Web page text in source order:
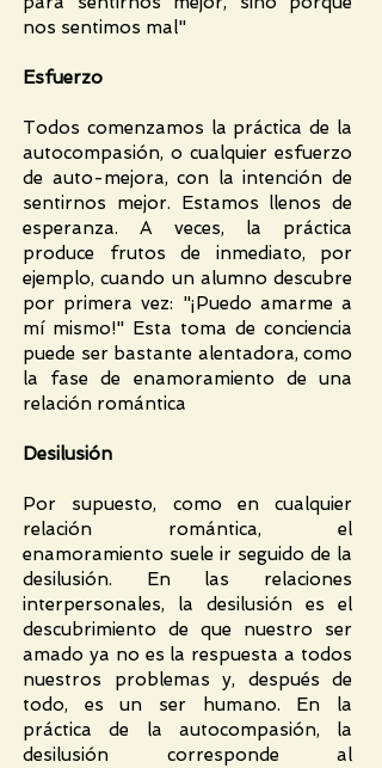
nos sentimos mal"
Esfuerzo
Todos comenzamos la práctica de la
autocompasión, o cualquier esfuerzo
de auto-mejora, con la intención de
sentirnos mejor. Estamos llenos de
esperanza. A veces, la práctica
produce frutos de inmediato, por
ejemplo, cuando un alumno descubre
por primera vez: "¡Puedo amarme a
mí mismo!" Esta toma de conciencia
puede ser bastante alentadora, como
la fase de enamoramiento de una
relación romántica
Desilusión
Por supuesto, como en cualquier
relación romántica, el
enamoramiento suele ir seguido de la
desilusión. En las relaciones
interpersonales, la desilusión es el
descubrimiento de que nuestro ser
amado ya no es la respuesta a todos
nuestros problemas y, después de
todo, es un ser humano. En la
práctica de la autocompasión, la
desilusión corresponde al